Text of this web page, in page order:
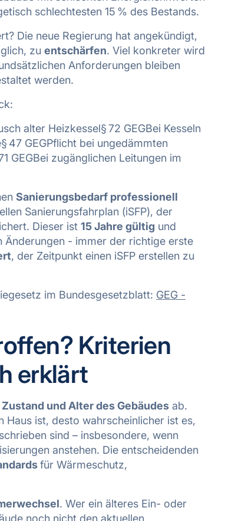
schlechtesten 15 % des Bestands.
Die neue Regierung hat angekündigt,
zuentschärfen. Viel konkreter wird
Anforderungen bleiben
werden.
alter Heizkessel§ 72 GEGBei Kesseln
47 GEGPflicht bei ungedämmten
GEGBei zugänglichen Leitungen im
Sanierungsbedarf professionell
Sanierungsfahrplan (iSFP), der
Dieser ist15 Jahre gültig und
- immer der richtige erste
, der Zeitpunkt einen iSFP erstellen zu
im Bundesgesetzblatt: GEG -
Kriterien
erklärt
Zustand und Alter des Gebäudes ab.
ist, desto wahrscheinlicher ist es,
sind – insbesondere, wenn
anstehen. Die entscheidenden
für Wärmeschutz,
. Wer ein älteres Ein- oder
noch nicht den aktuellen